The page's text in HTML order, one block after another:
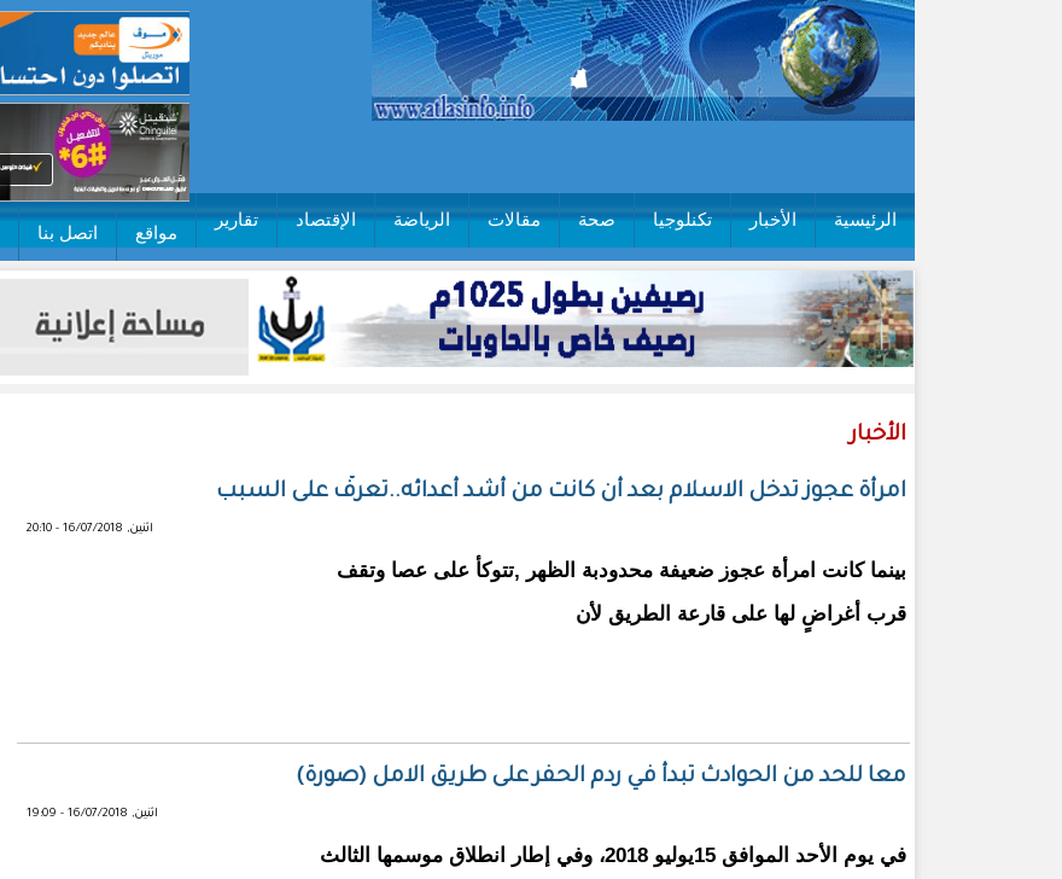
الرئيسية الأخبار تكنلوجيا صحة مقالات الرياضة الإقتصاد تقارير
مواقع اتصل بنا
الأخبار
امرأة عجوز تدخل الاسلام بعد أن كانت من أشد أعدائه..تعرفْ على السبب
اثنين, 16/07/2018 - 20:10
بينما كانت امرأة عجوز ضعيفة محدودبة الظهر ,تتوكأ على عصا وتقف
قرب أغراضٍ لها على قارعة الطريق لأن
معا للحد من الحوادث تبدأ في ردم الحفر على طريق الامل (صورة)
اثنين, 16/07/2018 - 19:09
في يوم الأحد الموافق 15يوليو 2018، وفي إطار انطلاق موسمها الثالث